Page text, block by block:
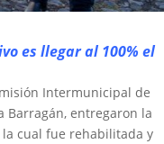
es llegar al 100% el
Intermunicipal de
Barragán, entregaron la
cual fue rehabilitada y